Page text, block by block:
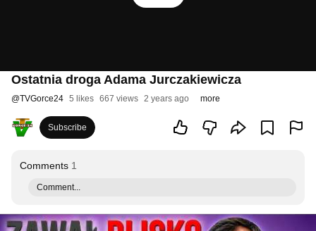
Ostatnia droga Adama Jurczakiewicza
@TVGorce24 5 likes 667 views 2 years ago more
Subscribe
Comments 1
Comment...